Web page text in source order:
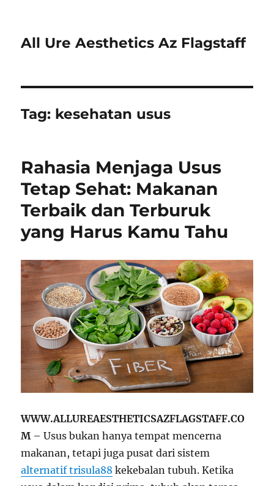
All Ure Aesthetics Az Flagstaff
Tag: kesehatan usus
Rahasia Menjaga Usus
Tetap Sehat: Makanan
Terbaik dan Terburuk
yang Harus Kamu Tahu
WWW.ALLUREAESTHETICSAZFLAGSTAFF.CO
M – Usus bukan hanya tempat mencerna
makanan, tetapi juga pusat dari sistem
alternatif trisula88 kekebalan tubuh. Ketika